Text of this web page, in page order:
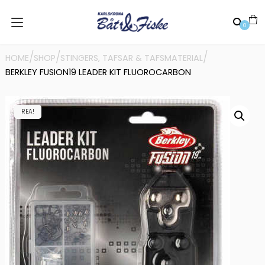
0
HOME/SHOP/STINGERS, TAFSAR & TAFSMATERIAL/
BERKLEY FUSION19 LEADER KIT FLUOROCARBON
REA!